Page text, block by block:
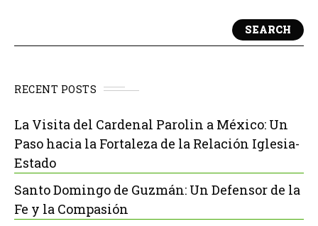
SEARCH
RECENT POSTS
La Visita del Cardenal Parolin a México: Un
Paso hacia la Fortaleza de la Relación Iglesia-
Estado
Santo Domingo de Guzmán: Un Defensor de la
Fe y la Compasión